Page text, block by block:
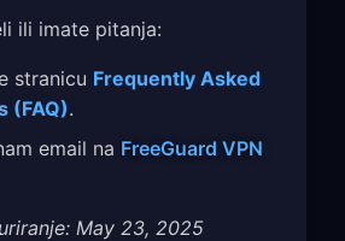
ili imate pitanja:
stranicu Frequently Asked
(FAQ).
email na FreeGuard VPN
May 23, 2025